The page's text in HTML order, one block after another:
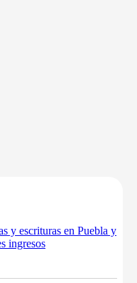
y escrituras en Puebla y
ingresos